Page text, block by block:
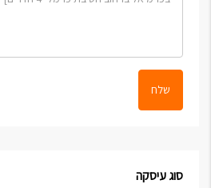
שלח
סוג עיסקה